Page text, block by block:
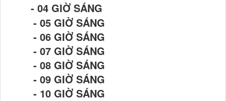
- 04 GIỜ SÁNG
- 05 GIỜ SÁNG
- 06 GIỜ SÁNG
- 07 GIỜ SÁNG
- 08 GIỜ SÁNG
- 09 GIỜ SÁNG
- 10 GIỜ SÁNG